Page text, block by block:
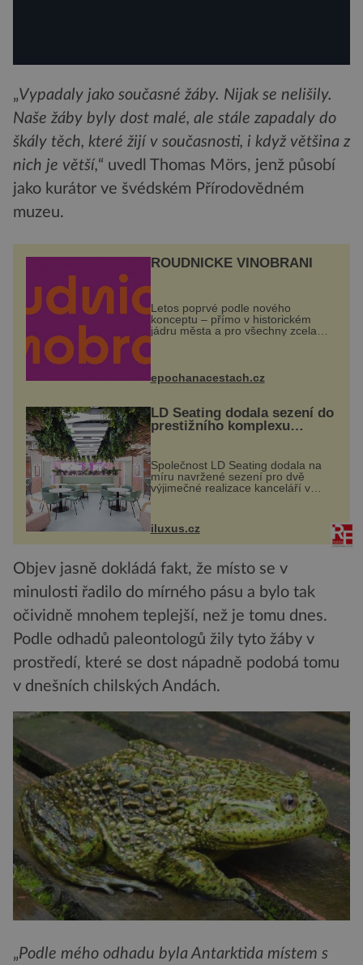
„Vypadaly jako současné žáby. Nijak se nelišily.
Naše žáby byly dost malé, ale stále zapadaly do
škály těch, které žijí v současnosti, i když většina z
nich je větší,“ uvedl Thomas Mörs, jenž působí
jako kurátor ve švédském Přírodovědném
muzeu.
ROUDNICKÉ VINOBRANÍ
Letos poprvé podle nového
konceptu – přímo v historickém
jádru města a pro všechny zcela
zdarma. Hlavní program se
náměstí. Návštěvníci se mohou těšit
na víno, burčák, pes...
epochanacestach.cz
LD Seating dodala sezení do
prestižního komplexu
MediaCityUK v Salfordu
Společnost LD Seating dodala na
míru navržené sezení pro dvě
výjimečné realizace kanceláří v
areálu MediaCityUK v anglickém
Tower a Orange Tower. Komplex
budov Media...
iluxus.cz
Objev jasně dokládá fakt, že místo se v
minulosti řadilo do mírného pásu a bylo tak
očividně mnohem teplejší, než je tomu dnes.
Podle odhadů paleontologů žily tyto žáby v
prostředí, které se dost nápadně podobá tomu
v dnešních chilských Andách.
„Podle mého odhadu byla Antarktida místem s